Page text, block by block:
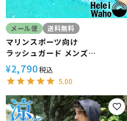
メール便 送料無料
マリンスポーツ向け
ラッシュガード メンズ
HeleiWaho ヘレイワホ 半袖
UPF50+ で UVカット 大きいサ
イズ 対応 サーフィン や ウェット
スーツ の インナー
¥2,790税込
5.00